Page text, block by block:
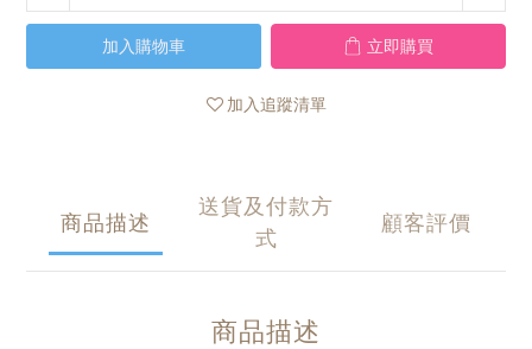
加入購物車 立即購買
加入追蹤清單
商品描述
送貨及付款方
式
顧客評價
商品描述